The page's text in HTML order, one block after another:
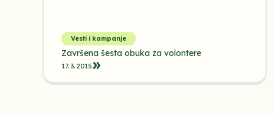
Vesti i kampanje
Završena šesta obuka za volontere
17. 3. 2015.